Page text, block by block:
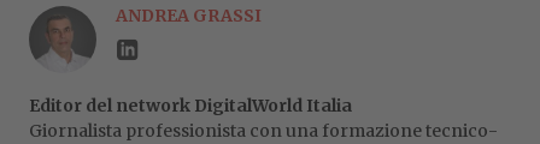
ANDREA GRASSI
Editor del network DigitalWorld Italia
Giornalista professionista con una formazione tecnico-